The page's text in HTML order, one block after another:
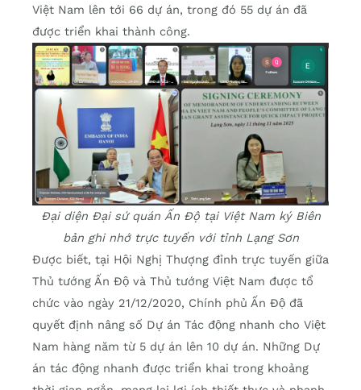
Việt Nam lên tới 66 dự án, trong đó 55 dự án đã
được triển khai thành công.
Đại diện Đại sứ quán Ấn Độ tại Việt Nam ký Biên
bản ghi nhớ trực tuyến với tỉnh Lạng Sơn
Được biết, tại Hội Nghị Thượng đỉnh trực tuyến giữa
Thủ tướng Ấn Độ và Thủ tướng Việt Nam được tổ
chức vào ngày 21/12/2020, Chính phủ Ấn Độ đã
quyết định nâng số Dự án Tác động nhanh cho Việt
Nam hàng năm từ 5 dự án lên 10 dự án. Những Dự
án tác động nhanh được triển khai trong khoảng